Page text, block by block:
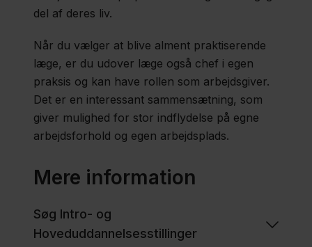
del af deres liv.
Når du vælger at blive alment praktiserende
læge, er du udover læge også chef i egen
praksis og kan have rollen som arbejdsgiver.
Det er en interessant sammensætning, som
giver mulighed for stor indflydelse på egne
arbejdsforhold og egen arbejdsplads.
Mere information
Søg Intro- og
Hoveduddannelsesstillinger